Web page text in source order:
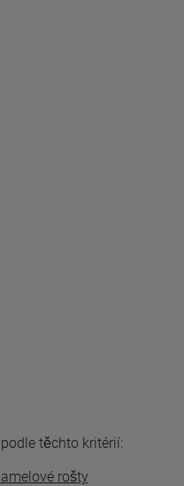
těchto kritérií:
rošty